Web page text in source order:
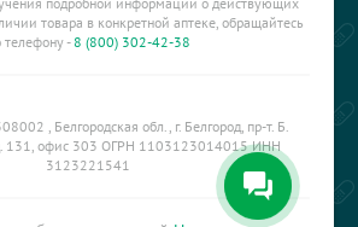
товара в конкретной аптеке, обращайтесь
телефону -8 (800) 302-42-38
, Белгородская обл., г. Белгород, пр-т. Б.
131, офис 303 ОГРН 1103123014015 ИНН
3123221541